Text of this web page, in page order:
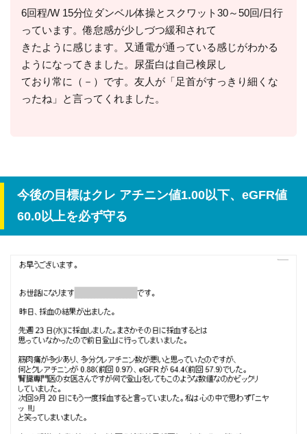
6回程/W 15分位ダンベル体操とスクワット30～50回/日行
っています。倦怠感が少しづつ緩和されて
きたように感じます。又通電が通っている感じがわかる
ようになってきました。尿蛋白は自己検尿し
ており常に（－）です。友人が「足首がすっきり細くな
ったね」と言ってくれました。
今後の目標はクレ アチニン値1.00以下、eGFR値
60.0以上を必ず守る